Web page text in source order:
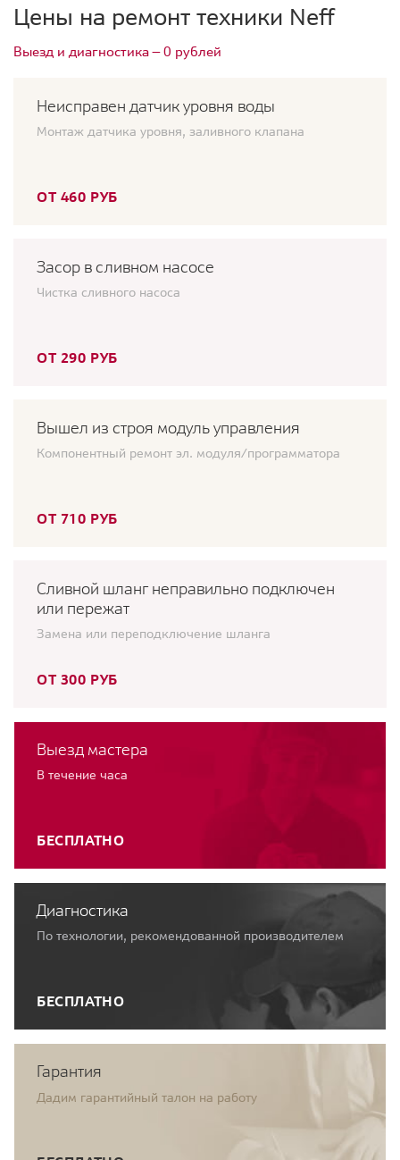
Цены на ремонт техники Neff
Выезд и диагностика — 0 рублей
Неисправен датчик уровня воды
Монтаж датчика уровня, заливного клапана
ОТ 460 РУБ
Засор в сливном насосе
Чистка сливного насоса
ОТ 290 РУБ
Вышел из строя модуль управления
Компонентный ремонт эл. модуля/программатора
ОТ 710 РУБ
Сливной шланг неправильно подключен
или пережат
Замена или переподключение шланга
ОТ 300 РУБ
Выезд мастера
В течение часа
БЕСПЛАТНО
Диагностика
По технологии, рекомендованной производителем
БЕСПЛАТНО
Гарантия
Дадим гарантийный талон на работу